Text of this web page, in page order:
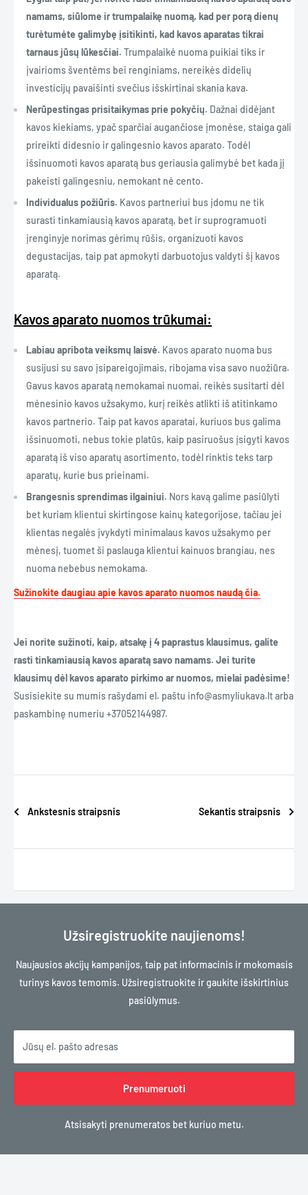
namams, siūlome ir trumpalaikę nuomą, kad per porą dienų
turėtumėte galimybę įsitikinti, kad kavos aparatas tikrai
tarnaus jūsų lūkesčiai. Trumpalaikė nuoma puikiai tiks ir
įvairioms šventėms bei renginiams, nereikės didelių
investicijų pavaišinti svečius išskirtinai skania kava.
Nerūpestingas prisitaikymas prie pokyčių. Dažnai didėjant
kavos kiekiams, ypač sparčiai augančiose įmonėse, staiga gali
prireikti didesnio ir galingesnio kavos aparato. Todėl
išsinuomoti kavos aparatą bus geriausia galimybė bet kada jį
pakeisti galingesniu, nemokant nė cento.
Individualus požiūris. Kavos partneriui bus įdomu ne tik
surasti tinkamiausią kavos aparatą, bet ir suprogramuoti
įrenginyje norimas gėrimų rūšis, organizuoti kavos
degustacijas, taip pat apmokyti darbuotojus valdyti šį kavos
aparatą.
Kavos aparato nuomos trūkumai:
Labiau apribota veiksmų laisvė. Kavos aparato nuoma bus
susijusi su savo įsipareigojimais, ribojama visa savo nuožiūra.
Gavus kavos aparatą nemokamai nuomai, reikės susitarti dėl
mėnesinio kavos užsakymo, kurį reikės atlikti iš atitinkamo
kavos partnerio. Taip pat kavos aparatai, kuriuos bus galima
išsinuomoti, nebus tokie platūs, kaip pasiruošus įsigyti kavos
aparatą iš viso aparatų asortimento, todėl rinktis teks tarp
aparatų, kurie bus prieinami.
Brangesnis sprendimas ilgainiui. Nors kavą galime pasiūlyti
bet kuriam klientui skirtingose kainų kategorijose, tačiau jei
klientas negalės įvykdyti minimalaus kavos užsakymo per
mėnesį, tuomet ši paslauga klientui kainuos brangiau, nes
nuoma nebebus nemokama.
Sužinokite daugiau apie kavos aparato nuomos naudą čia.
Jei norite sužinoti, kaip, atsakę į 4 paprastus klausimus, galite
rasti tinkamiausią kavos aparatą savo namams. Jei turite
klausimų dėl kavos aparato pirkimo ar nuomos, mielai padėsime!
Susisiekite su mumis rašydami el. paštu info@asmyliukava.lt arba
paskambinę numeriu +37052144987.
Ankstesnis straipsnis Sekantis straipsnis
Užsiregistruokite naujienoms!
Naujausios akcijų kampanijos, taip pat informacinis ir mokomasis
turinys kavos temomis. Užsiregistruokite ir gaukite išskirtinius
pasiūlymus.
Jūsų el. pašto adresas
Prenumeruoti
Atsisakyti prenumeratos bet kuriuo metu.